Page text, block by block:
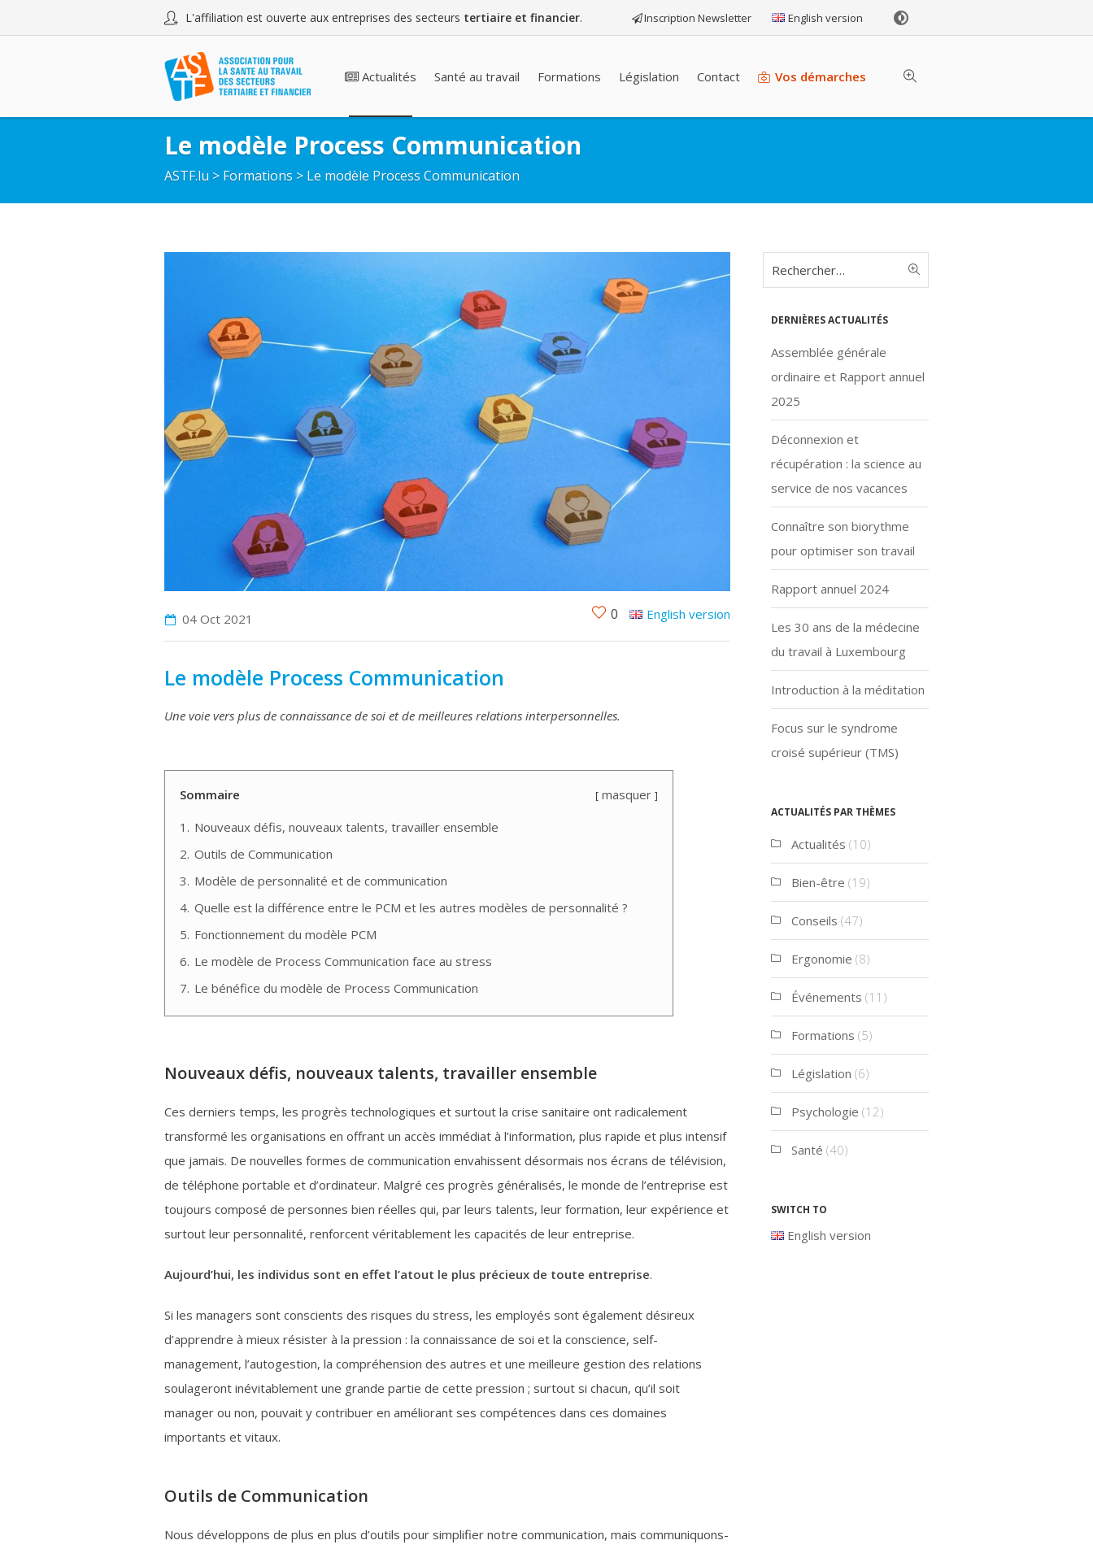
Inscription Newsletter English version
L'affiliation est ouverte aux entreprises des secteurs tertiaire et financier.
Actualités Santé au travail Formations Législation Contact Vos démarches
Le modèle Process Communication
ASTF.lu > Formations > Le modèle Process Communication
04 Oct 2021 0 English version
Le modèle Process Communication
Une voie vers plus de connaissance de soi et de meilleures relations interpersonnelles.
Sommaire
masquer
1. Nouveaux défis, nouveaux talents, travailler ensemble
2. Outils de Communication
3. Modèle de personnalité et de communication
4. Quelle est la différence entre le PCM et les autres modèles de personnalité ?
5. Fonctionnement du modèle PCM
6. Le modèle de Process Communication face au stress
7. Le bénéfice du modèle de Process Communication
Nouveaux défis, nouveaux talents, travailler ensemble
Ces derniers temps, les progrès technologiques et surtout la crise sanitaire ont radicalement
transformé les organisations en offrant un accès immédiat à l’information, plus rapide et plus intensif
que jamais. De nouvelles formes de communication envahissent désormais nos écrans de télévision,
de téléphone portable et d’ordinateur. Malgré ces progrès généralisés, le monde de l’entreprise est
toujours composé de personnes bien réelles qui, par leurs talents, leur formation, leur expérience et
surtout leur personnalité, renforcent véritablement les capacités de leur entreprise.
Aujourd’hui, les individus sont en effet l’atout le plus précieux de toute entreprise.
Si les managers sont conscients des risques du stress, les employés sont également désireux
d’apprendre à mieux résister à la pression : la connaissance de soi et la conscience, self-
management, l’autogestion, la compréhension des autres et une meilleure gestion des relations
soulageront inévitablement une grande partie de cette pression ; surtout si chacun, qu’il soit
manager ou non, pouvait y contribuer en améliorant ses compétences dans ces domaines
importants et vitaux.
Outils de Communication
Nous développons de plus en plus d’outils pour simplifier notre communication, mais communiquons-
Dernières actualités
Assemblée générale
ordinaire et Rapport annuel
2025
Déconnexion et
récupération : la science au
service de nos vacances
Connaître son biorythme
pour optimiser son travail
Rapport annuel 2024
Les 30 ans de la médecine
du travail à Luxembourg
Introduction à la méditation
Focus sur le syndrome
croisé supérieur (TMS)
Actualités par thèmes
Actualités (10)
Bien-être (19)
Conseils (47)
Ergonomie (8)
Événements (11)
Formations (5)
Législation (6)
Psychologie (12)
Santé (40)
Switch to
English version